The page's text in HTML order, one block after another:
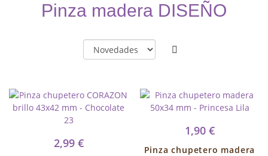
Pinza madera DISEÑO
2,99 €
1,90 €
Pinza chupetero madera